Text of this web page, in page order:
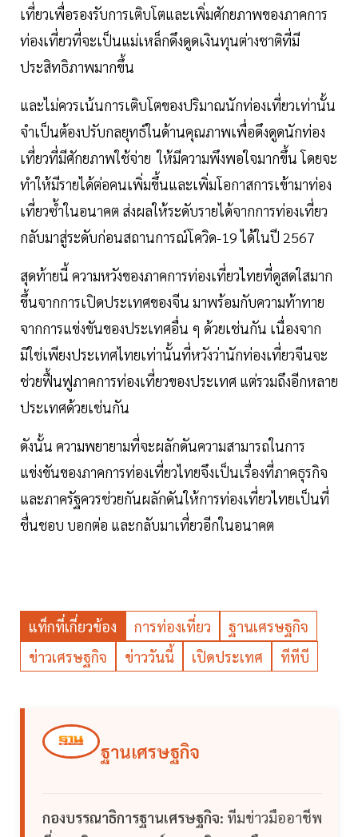
เที่ยวเพื่อรองรับการเติบโตและเพิ่มศักยภาพของภาคการ
ท่องเที่ยวที่จะเป็นแม่เหล็กดึงดูดเงินทุนต่างชาติที่มี
ประสิทธิภาพมากขึ้น
และไม่ควรเน้นการเติบโตของปริมาณนักท่องเที่ยวเท่านั้น
จำเป็นต้องปรับกลยุทธ์ในด้านคุณภาพเพื่อดึงดูดนักท่อง
เที่ยวที่มีศักยภาพใช้จ่าย ให้มีความพึงพอใจมากขึ้น โดยจะ
ทำให้มีรายได้ต่อคนเพิ่มขึ้นและเพิ่มโอกาสการเข้ามาท่อง
เที่ยวซ้ำในอนาคต ส่งผลให้ระดับรายได้จากการท่องเที่ยว
กลับมาสู่ระดับก่อนสถานการณ์โควิด-19 ได้ในปี 2567
สุดท้ายนี้ ความหวังของภาคการท่องเที่ยวไทยที่ดูสดใสมาก
ขึ้นจากการเปิดประเทศของจีน มาพร้อมกับความท้าทาย
จากการแข่งขันของประเทศอื่น ๆ ด้วยเช่นกัน เนื่องจาก
มิใช่เพียงประเทศไทยเท่านั้นที่หวังว่านักท่องเที่ยวจีนจะ
ช่วยฟื้นฟูภาคการท่องเที่ยวของประเทศ แต่รวมถึงอีกหลาย
ประเทศด้วยเช่นกัน
ดังนั้น ความพยายามที่จะผลักดันความสามารถในการ
แข่งขันของภาคการท่องเที่ยวไทยจึงเป็นเรื่องที่ภาคธุรกิจ
และภาครัฐควรช่วยกันผลักดันให้การท่องเที่ยวไทยเป็นที่
ชื่นชอบ บอกต่อ และกลับมาเที่ยวอีกในอนาคต
แท็กที่เกี่ยวข้อง การท่องเที่ยว
ฐานเศรษฐกิจ
ข่าวเศรษฐกิจ
ข่าววันนี้ เปิดประเทศ ทีทีบี
ฐานเศรษฐกิจ
กองบรรณาธิการฐานเศรษฐกิจ: ทีมข่าวมืออาชีพ